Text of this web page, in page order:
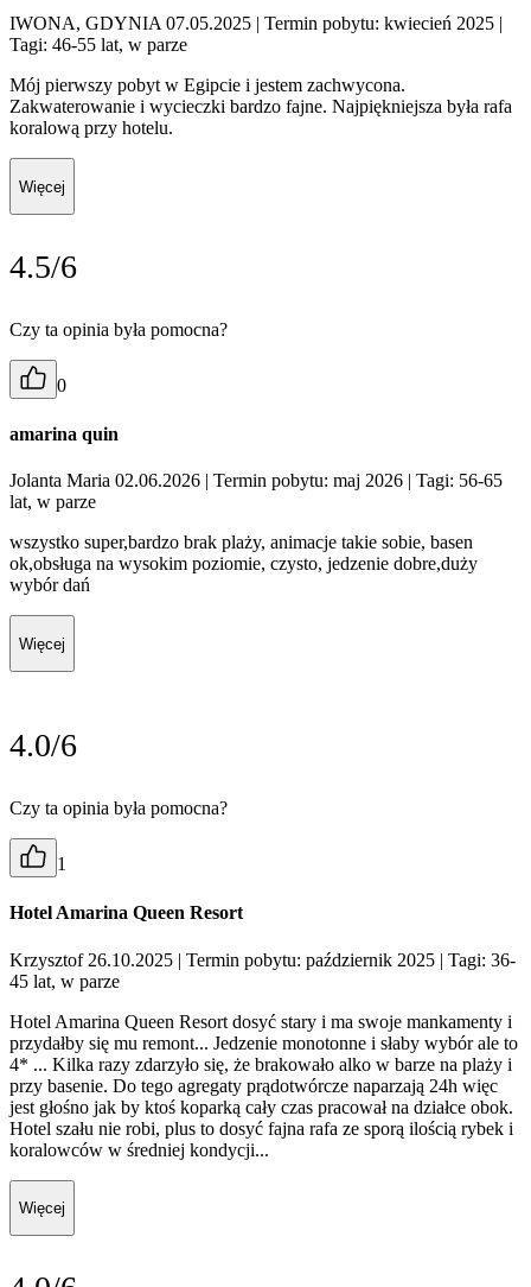
IWONA, GDYNIA 07.05.2025 | Termin pobytu: kwiecień 2025 |
Tagi: 46-55 lat, w parze
Mój pierwszy pobyt w Egipcie i jestem zachwycona.
Zakwaterowanie i wycieczki bardzo fajne. Najpiękniejsza była rafa
koralową przy hotelu.
Więcej
4.5/6
Czy ta opinia była pomocna?
0
amarina quin
Jolanta Maria 02.06.2026 | Termin pobytu: maj 2026 | Tagi: 56-65
lat, w parze
wszystko super,bardzo brak plaży, animacje takie sobie, basen
ok,obsługa na wysokim poziomie, czysto, jedzenie dobre,duży
wybór dań
Więcej
4.0/6
Czy ta opinia była pomocna?
1
Hotel Amarina Queen Resort
Krzysztof 26.10.2025 | Termin pobytu: październik 2025 | Tagi: 36-
45 lat, w parze
Hotel Amarina Queen Resort dosyć stary i ma swoje mankamenty i
przydałby się mu remont... Jedzenie monotonne i słaby wybór ale to
4* ... Kilka razy zdarzyło się, że brakowało alko w barze na plaży i
przy basenie. Do tego agregaty prądotwórcze naparzają 24h więc
jest głośno jak by ktoś koparką cały czas pracował na działce obok.
Hotel szału nie robi, plus to dosyć fajna rafa ze sporą ilością rybek i
koralowców w średniej kondycji...
Więcej